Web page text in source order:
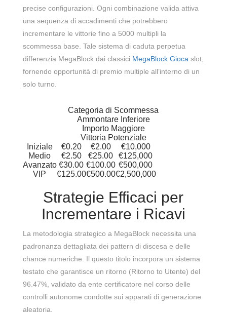
precise configurazioni. Ogni combinazione valida attiva
una sequenza di accadimenti che potrebbero
incrementare le vittorie fino a 5000 multipli la
scommessa base. Tale sistema di caduta perpetua
differenzia MegaBlock dai classici MegaBlock Gioca slot,
fornendo opportunità di premio multiple all’interno di un
solo turno.
Categoria di Scommessa
Ammontare Inferiore
Importo Maggiore
Vittoria Potenziale
Iniziale
€0.20 €2.00
€10,000
Medio
€2.50 €25.00
€125,000
Avanzato €30.00 €100.00 €500,000
VIP
€125.00€500.00€2,500,000
Strategie Efficaci per
Incrementare i Ricavi
La metodologia strategico a MegaBlock necessita una
padronanza dettagliata dei pattern di discesa e delle
chance numeriche. Il questo titolo incorpora un sistema
testato che garantisce un ritorno (Ritorno to Utente) del
96.47%, validato da ente certificatore nel corso delle
controlli autonome condotte sui apparati di generazione
aleatoria.